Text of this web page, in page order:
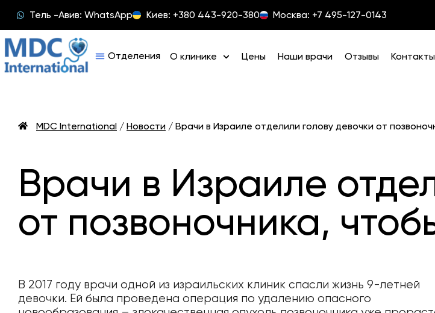
Тель -Авив: WhatsApp Киев: +380 443-920-380 Москва: +7 495-127-0143
О клинике Цены Наши врачи Отзывы Контакты
MDC International / Новости / Врачи в Израиле отделили голову девочки от
Врачи в Израиле
от позвоночника,
В 2017 году врачи одной из израильских клиник спасли жизнь 9-летней
девочки. Ей была проведена операция по удалению опасного